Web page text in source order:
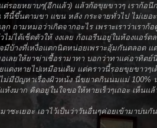
ต่รอยหยาบๆ(อีกแล้ว) แล้วก้อขุยขาวๆ เราก้อ
ทีนี้ขึ้นตามขา แขน หลัง กระจายทั่วไป ไม่เยอ
ก ถามหมอว่าเกิดจากอะไร เพราะเราว่าเรา
ไม่ได้เช็ดตัวให้ งงเลย ก้อเอรีนอยู่ในห้องแอร์
มีบ้างที่เหงื่อแตกนิดหน่อยเพราะอุ้มกันตลอด แต่
เลยให้ยาฆ่าเชื้อรามาทา บอกว่าทาแค่อาทิต
แดงหายไปเหมือนเดิม แต่คราวนี้รอยขุยขาว
ม่มีปัญหาเรื่องผิวหน้ง นี่ขยาดกินนมแม่ 100%
ห้งมาก คิดอยู่ในใจขอให้หายเร็วๆเถอะ เห็นแ
าซะเยอะ เอาไว้เป็นว่าวันอื่นๆค่อยเข้ามาบ่น